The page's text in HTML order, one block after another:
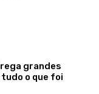
grandes
o que foi